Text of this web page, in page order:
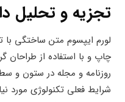
تجزیه و تحلیل
لورم ایپسوم متن ساختگی با
چاپ و با استفاده از طراحان
روزنامه و مجله در ستون و
شرایط فعلی تکنولوژی مورد